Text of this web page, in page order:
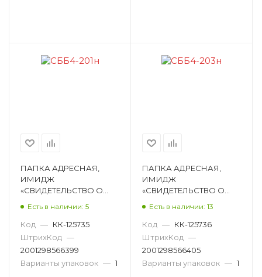
ПАПКА АДРЕСНАЯ,
ИМИДЖ
«СВИДЕТЕЛЬСТВО О
КРАСНЫЙ, С ФАЙЛОМ
СББ4-201н
Есть в наличии: 5
Код — КК-125735
ШтрихКод —
2001298566399
Варианты упаковок — 1
ПАПКА АДРЕСНАЯ,
ИМИДЖ
«СВИДЕТЕЛЬСТВО О
СИНИЙ, С ФАЙЛОМ
СББ4-203н
Есть в наличии: 13
Код — КК-125736
ШтрихКод —
2001298566405
Варианты упаковок — 1